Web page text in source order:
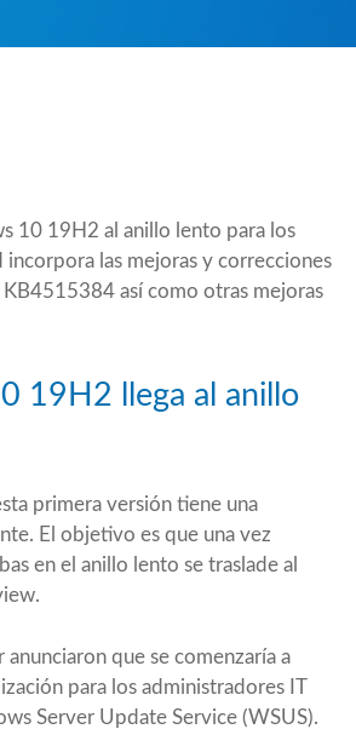
10 19H2 al anillo lento para los
incorpora las mejoras y correcciones
KB4515384 así como otras mejoras
19H2 llega al anillo
primera versión tiene una
El objetivo es que una vez
en el anillo lento se traslade al
anunciaron que se comenzaría a
para los administradores IT
Server Update Service (WSUS).